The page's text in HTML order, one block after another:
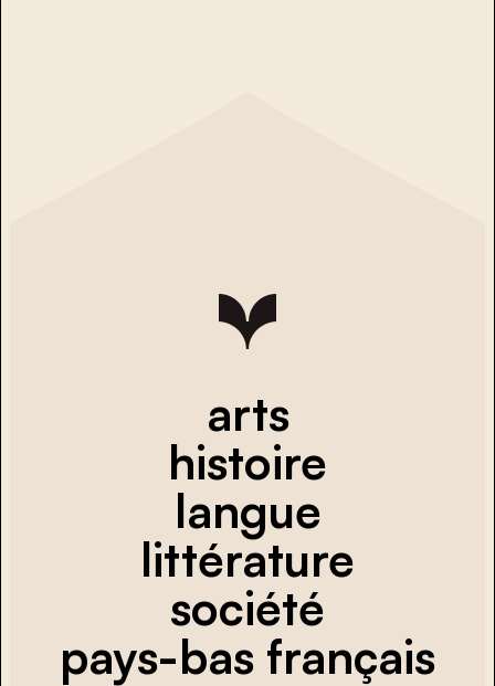
arts
histoire
langue
littérature
société
pays-bas français